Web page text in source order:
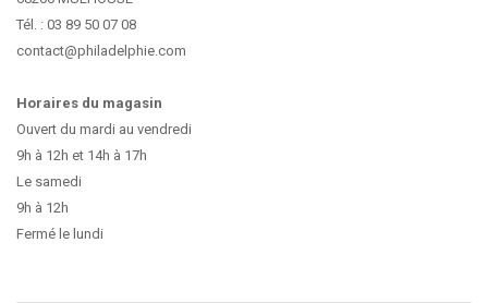
Tél. : 03 89 50 07 08
contact@philadelphie.com
Horaires du magasin
Ouvert du mardi au vendredi
9h à 12h et 14h à 17h
Le samedi
9h à 12h
Fermé le lundi